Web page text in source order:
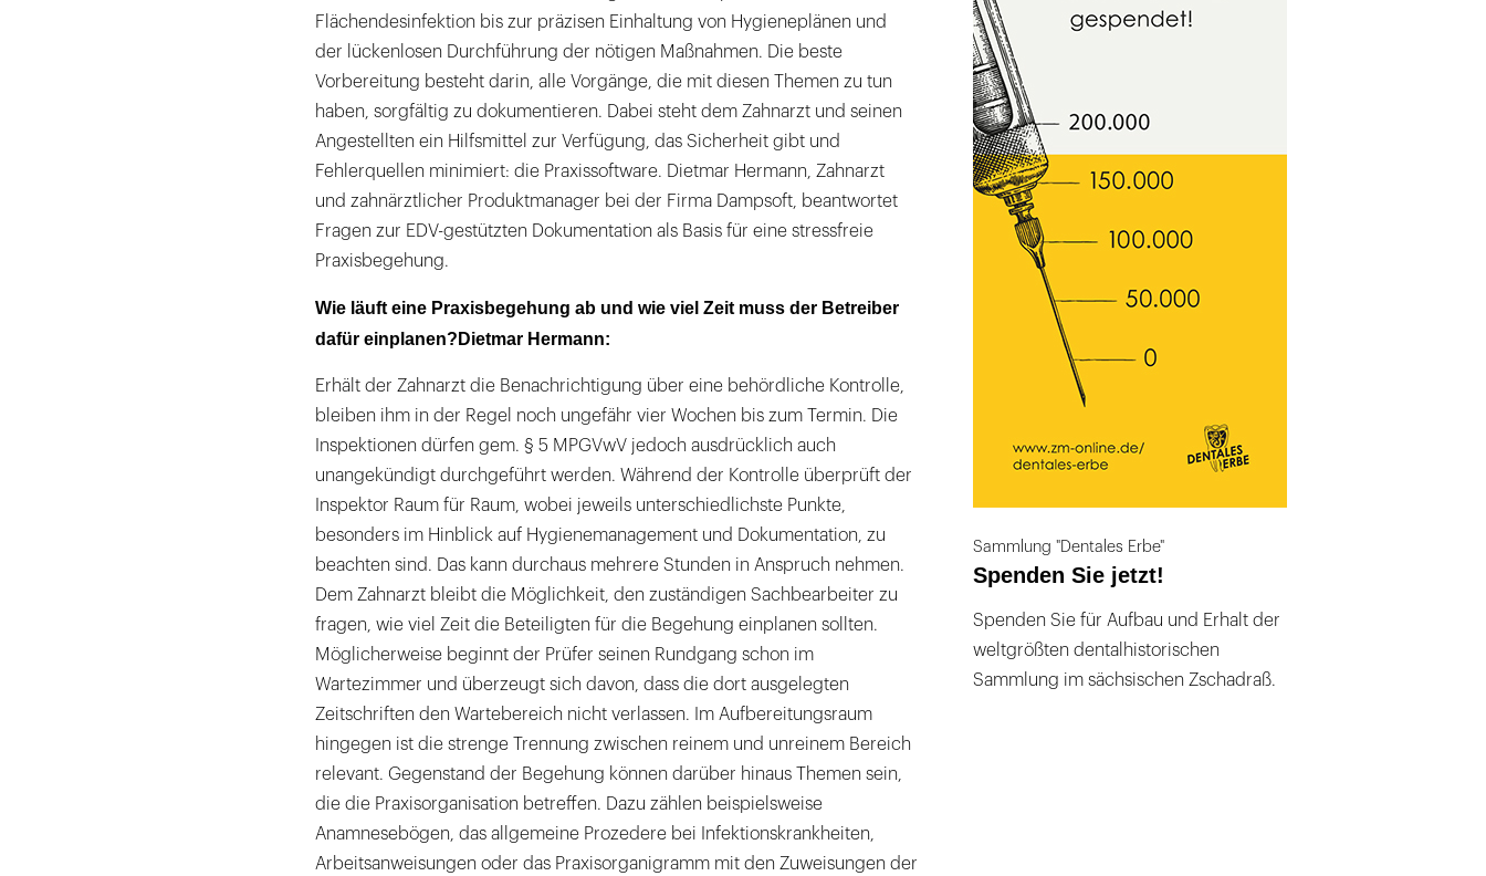
Flächendesinfektion bis zur präzisen Einhaltung von Hygieneplänen und
der lückenlosen Durchführung der nötigen Maßnahmen. Die beste
Vorbereitung besteht darin, alle Vorgänge, die mit diesen Themen zu tun
haben, sorgfältig zu dokumentieren. Dabei steht dem Zahnarzt und seinen
Angestellten ein Hilfsmittel zur Verfügung, das Sicherheit gibt und
Fehlerquellen minimiert: die Praxissoftware. Dietmar Hermann, Zahnarzt
und zahnärztlicher Produktmanager bei der Firma Dampsoft, beantwortet
Fragen zur EDV-gestützten Dokumentation als Basis für eine stressfreie
Praxisbegehung.
Wie läuft eine Praxisbegehung ab und wie viel Zeit muss der Betreiber
dafür einplanen?Dietmar Hermann:
Erhält der Zahnarzt die Benachrichtigung über eine behördliche Kontrolle,
bleiben ihm in der Regel noch ungefähr vier Wochen bis zum Termin. Die
Inspektionen dürfen gem. § 5 MPGVwV jedoch ausdrücklich auch
unangekündigt durchgeführt werden. Während der Kontrolle überprüft der
Inspektor Raum für Raum, wobei jeweils unterschiedlichste Punkte,
besonders im Hinblick auf Hygienemanagement und Dokumentation, zu
beachten sind. Das kann durchaus mehrere Stunden in Anspruch nehmen.
Dem Zahnarzt bleibt die Möglichkeit, den zuständigen Sachbearbeiter zu
fragen, wie viel Zeit die Beteiligten für die Begehung einplanen sollten.
Möglicherweise beginnt der Prüfer seinen Rundgang schon im
Wartezimmer und überzeugt sich davon, dass die dort ausgelegten
Zeitschriften den Wartebereich nicht verlassen. Im Aufbereitungsraum
hingegen ist die strenge Trennung zwischen reinem und unreinem Bereich
relevant. Gegenstand der Begehung können darüber hinaus Themen sein,
die die Praxisorganisation betreffen. Dazu zählen beispielsweise
Anamnesebögen, das allgemeine Prozedere bei Infektionskrankheiten,
Arbeitsanweisungen oder das Praxisorganigramm mit den Zuweisungen der
Sammlung "Dentales Erbe"
Spenden Sie jetzt!
Spenden Sie für Aufbau und Erhalt der
weltgrößten dentalhistorischen
Sammlung im sächsischen Zschadraß.